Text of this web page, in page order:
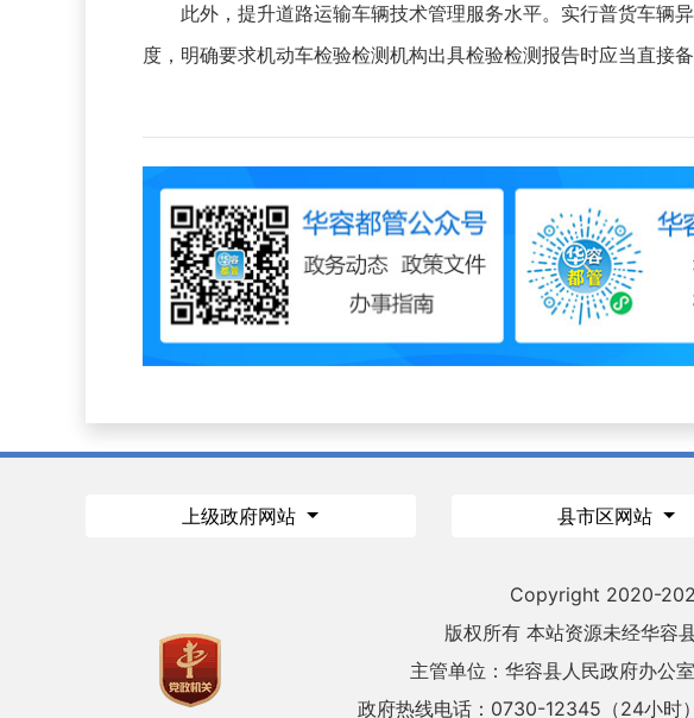
此外，提升道路运输车辆技术管理服务水平。实行普货车辆
度，明确要求机动车检验检测机构出具检验检测报告时应当直接备
上级政府网站 县市区网站
Copyright 2020-
版权所有 本站资源未经华容
主管单位：华容县人民政府办公室
政府热线电话：0730-12345（24小时）